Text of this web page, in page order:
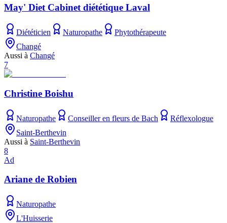
May' Diet Cabinet diététique Laval
Diététicien Naturopathe
Phytothérapeute
Changé
Aussi à Changé
7
Christine Boishu
Naturopathe Conseiller en fleurs de Bach
Réflexologue
Saint-Berthevin
Aussi à Saint-Berthevin
8
Ad
Ariane de Robien
Naturopathe
L'Huisserie